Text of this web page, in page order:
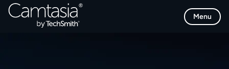
Direkt
zum
Menu